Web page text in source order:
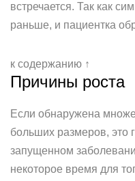
встречается. Так как
раньше, и пациентка
к содержанию ↑
Причины роста
Если обнаружена
больших размеров, это
запущенном
некоторое время для